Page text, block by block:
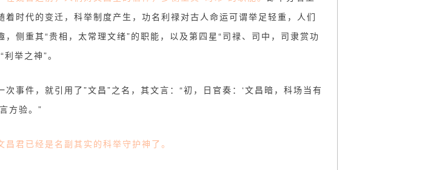
时代的变迁，科举制度产生，功名利禄对古人命运可谓举足轻重，人们
侧重其“贵相，太常理文绪”的职能，以及第四星“司禄、司中，司隶赏功
举之神”。
事件，就引用了”文昌”之名，其文言：“初，日官奏：‘文昌暗，科场当有
方验。”
君已经是名副其实的科举守护神了。